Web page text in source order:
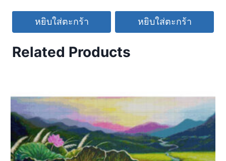
หยิบใส่ตะกร้า หยิบใส่ตะกร้า
Related Products